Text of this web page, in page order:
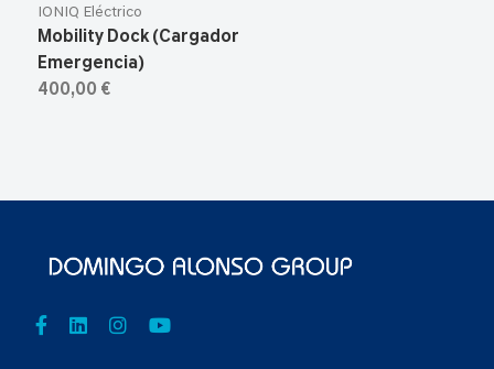
IONIQ Eléctrico
Mobility Dock (Cargador
Emergencia)
400,00 €